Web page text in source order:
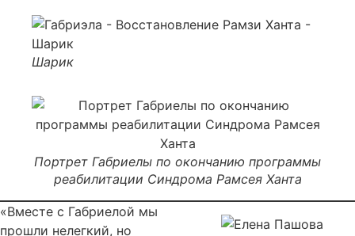
Шарик
Портрет Габриелы по окончанию программы
реабилитации Синдрома Рамсея Ханта
«Вместе с Габриелой мы
прошли нелегкий, но